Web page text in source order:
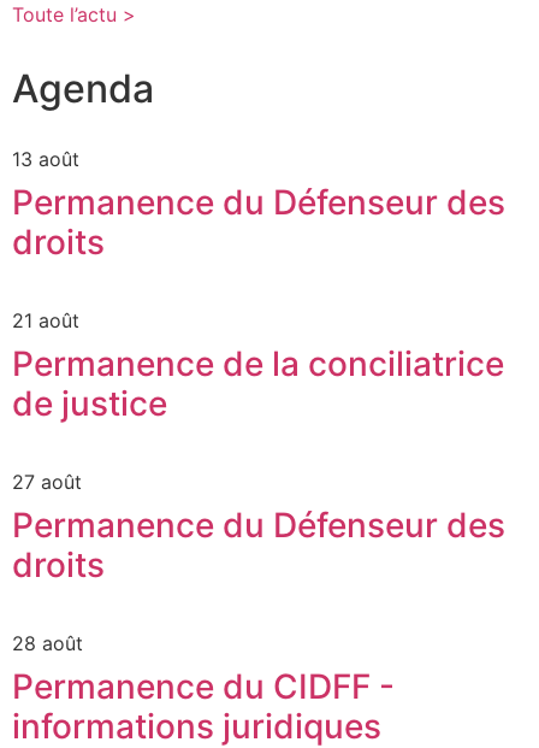
Toute l’actu >
Agenda
13 août
Permanence du Défenseur des
droits
21 août
Permanence de la conciliatrice
de justice
27 août
Permanence du Défenseur des
droits
28 août
Permanence du CIDFF -
informations juridiques